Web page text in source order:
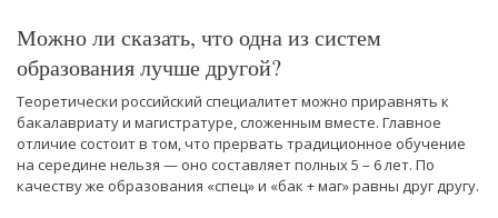
Можно ли сказать, что одна из систем
образования лучше другой?
Теоретически российский специалитет можно приравнять к
бакалавриату и магистратуре, сложенным вместе. Главное
отличие состоит в том, что прервать традиционное обучение
на середине нельзя — оно составляет полных 5 – 6 лет. По
качеству же образования «спец» и «бак + маг» равны друг другу.